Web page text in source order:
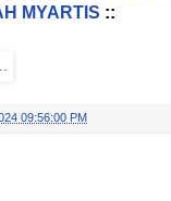
MYARTIS ::
09:56:00 PM